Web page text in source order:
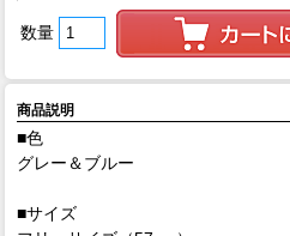
数量
商品説明
■色
グレー＆ブルー
■サイズ